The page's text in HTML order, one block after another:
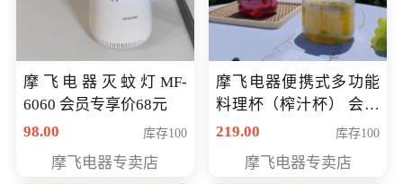
摩飞电器灭蚊灯MF-
6060 会员专享价68元
98.00
库存100
摩飞电器专卖店
摩飞电器便携式多功能
料理杯（榨汁杯） 会员
专享价118元
219.00 库存100
摩飞电器专卖店